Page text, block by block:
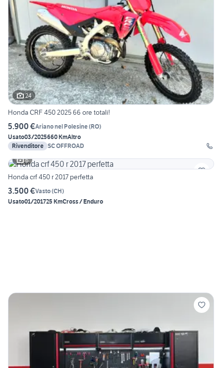
24
Honda CRF 450 2025 66 ore totali!
5.900 €Ariano nel Polesine(RO)
Usato03/2025660 KmAltro
Rivenditore SC OFFROAD
6
Honda crf 450 r 2017 perfetta
3.500 €Vasto(CH)
Usato01/201725 KmCross / Enduro